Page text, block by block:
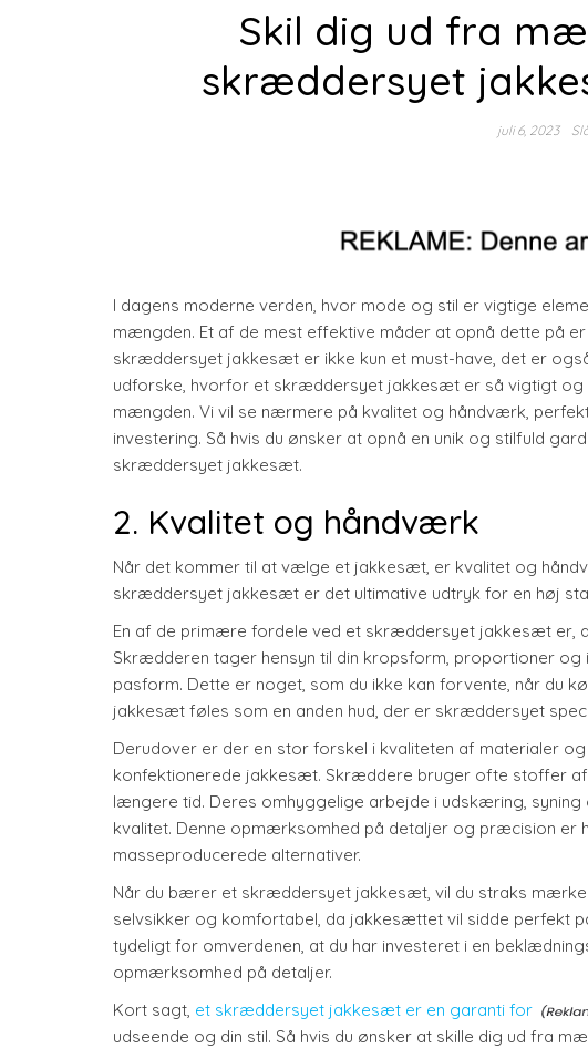
Skil dig ud fra
skræddersyet
juli 6, 2023
I dagens moderne verden, hvor mode og stil er vigtige
mængden. Et af de mest effektive måder at opnå dette på
skræddersyet jakkesæt er ikke kun et must-have, det er
udforske, hvorfor et skræddersyet jakkesæt er så vigtigt og
mængden. Vi vil se nærmere på kvalitet og håndværk,
investering. Så hvis du ønsker at opnå en unik og stilfuld
skræddersyet jakkesæt.
2. Kvalitet og håndværk
Når det kommer til at vælge et jakkesæt, er kvalitet og
skræddersyet jakkesæt er det ultimative udtryk for en høj
En af de primære fordele ved et skræddersyet jakkesæt er,
Skrædderen tager hensyn til din kropsform, proportioner
pasform. Dette er noget, som du ikke kan forvente, når du
jakkesæt føles som en anden hud, der er skræddersyet
Derudover er der en stor forskel i kvaliteten af materialer
konfektionerede jakkesæt. Skræddere bruger ofte stoffer
længere tid. Deres omhyggelige arbejde i udskæring,
kvalitet. Denne opmærksomhed på detaljer og præcision
masseproducerede alternativer.
Når du bærer et skræddersyet jakkesæt, vil du straks
selvsikker og komfortabel, da jakkesættet vil sidde perfekt
tydeligt for omverdenen, at du har investeret i en
opmærksomhed på detaljer.
Kort sagt, et skræddersyet jakkesæt er en garanti for
udseende og din stil. Så hvis du ønsker at skille dig ud fra